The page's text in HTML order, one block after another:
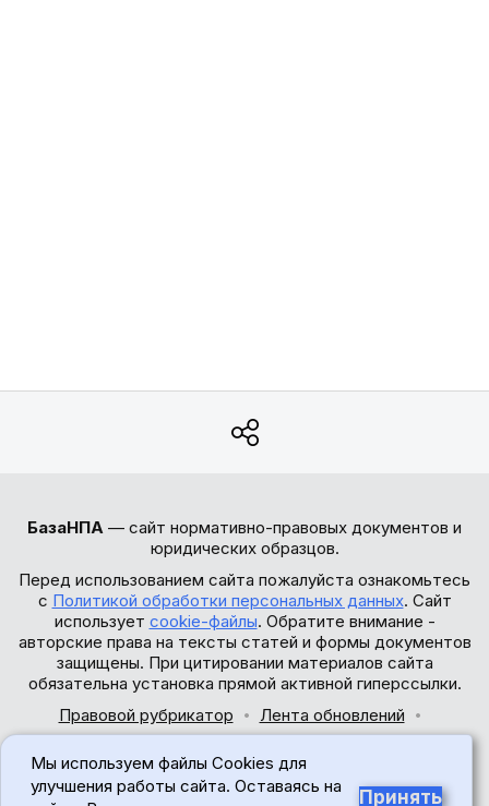
БазаНПА — сайт нормативно-правовых документов и
юридических образцов.
Перед использованием сайта пожалуйста ознакомьтесь
с Политикой обработки персональных данных. Сайт
использует cookie-файлы. Обратите внимание -
авторские права на тексты статей и формы документов
защищены. При цитировании материалов сайта
обязательна установка прямой активной гиперссылки.
Правовой рубрикатор
Лента обновлений
© 2017-2026
Мы используем файлы Cookies для
улучшения работы сайта. Оставаясь на
Принять